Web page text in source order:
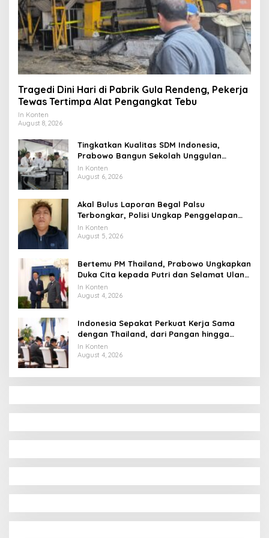
Tragedi Dini Hari di Pabrik Gula Rendeng, Pekerja
Tewas Tertimpa Alat Pengangkat Tebu
In Konten
August 8, 2026
Tingkatkan Kualitas SDM Indonesia,
Prabowo Bangun Sekolah Unggulan
hingga Undang Universitas Terbaik Dunia
In Konten
August 6, 2026
Akal Bulus Laporan Begal Palsu
Terbongkar, Polisi Ungkap Penggelapan
Uang Perusahaan untuk Crypto
In Konten
August 5, 2026
Bertemu PM Thailand, Prabowo Ungkapkan
Duka Cita kepada Putri dan Selamat Ulang
Tahun ke Raja Thailand
In Konten
August 4, 2026
Indonesia Sepakat Perkuat Kerja Sama
dengan Thailand, dari Pangan hingga
Ekonomi Digital
In Konten
August 4, 2026